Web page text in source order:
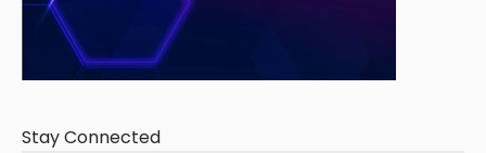
Stay Connected